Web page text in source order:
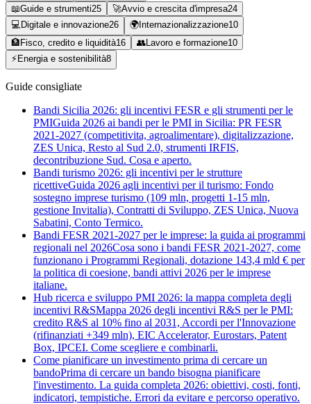
📖Guide e strumenti25 🚀Avvio e crescita d'impresa24
💻 Digitale e innovazione26 🌍Internazionalizzazione10
🏦Fisco, credito e liquidità16 👥Lavoro e formazione10
⚡Energia e sostenibilità8
Guide consigliate
Bandi Sicilia 2026: gli incentivi FESR e gli strumenti per le
PMIGuida 2026 ai bandi per le PMI in Sicilia: PR FESR
2021-2027 (competitivita, agroalimentare), digitalizzazione,
ZES Unica, Resto al Sud 2.0, strumenti IRFIS,
decontribuzione Sud. Cosa e aperto.
Bandi turismo 2026: gli incentivi per le strutture
ricettiveGuida 2026 agli incentivi per il turismo: Fondo
sostegno imprese turismo (109 mln, progetti 1-15 mln,
gestione Invitalia), Contratti di Sviluppo, ZES Unica, Nuova
Sabatini, Conto Termico.
Bandi FESR 2021-2027 per le imprese: la guida ai programmi
regionali nel 2026Cosa sono i bandi FESR 2021-2027, come
funzionano i Programmi Regionali, dotazione 143,4 mld € per
la politica di coesione, bandi attivi 2026 per le imprese
italiane.
Hub ricerca e sviluppo PMI 2026: la mappa completa degli
incentivi R&SMappa 2026 degli incentivi R&S per le PMI:
credito R&S al 10% fino al 2031, Accordi per l'Innovazione
(rifinanziati +349 mln), EIC Accelerator, Eurostars, Patent
Box, IPCEI. Come scegliere e combinarli.
Come pianificare un investimento prima di cercare un
bandoPrima di cercare un bando bisogna pianificare
l'investimento. La guida completa 2026: obiettivi, costi, fonti,
indicatori, tempistiche. Errori da evitare e percorso operativo.